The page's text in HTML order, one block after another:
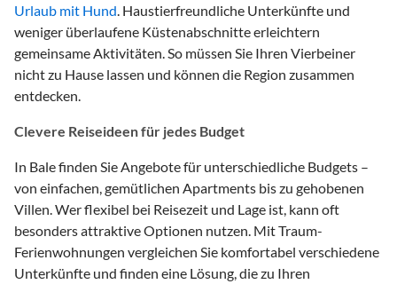
Urlaub mit Hund . Haustierfreundliche Unterkünfte und
weniger überlaufene Küstenabschnitte erleichtern
gemeinsame Aktivitäten. So müssen Sie Ihren Vierbeiner
nicht zu Hause lassen und können die Region zusammen
entdecken.
Clevere Reiseideen für jedes Budget
In Bale finden Sie Angebote für unterschiedliche Budgets –
von einfachen, gemütlichen Apartments bis zu gehobenen
Villen. Wer flexibel bei Reisezeit und Lage ist, kann oft
besonders attraktive Optionen nutzen. Mit Traum-
Ferienwohnungen vergleichen Sie komfortabel verschiedene
Unterkünfte und finden eine Lösung, die zu Ihren